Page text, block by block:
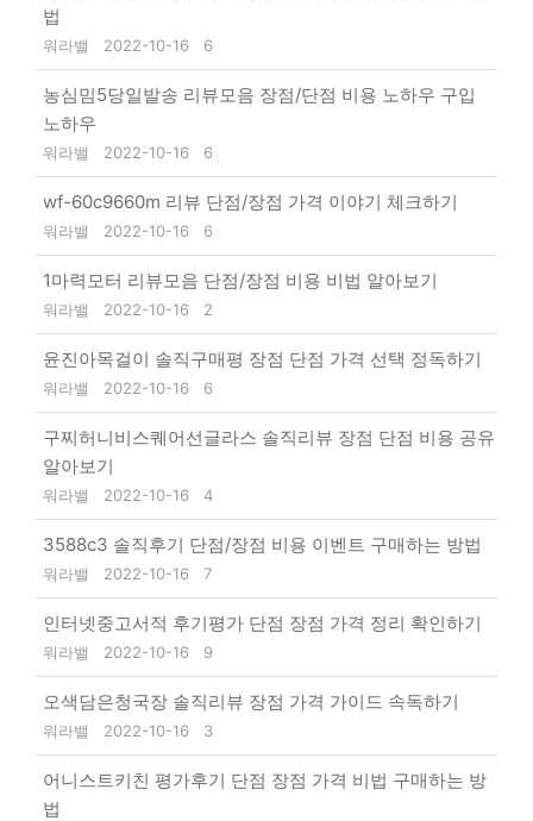
법
워라밸 2022-10-16 6
농심밈5당일발송 리뷰모음 장점/단점 비용 노하우 구입
노하우
워라밸 2022-10-16 6
wf-60c9660m 리뷰 단점/장점 가격 이야기 체크하기
워라밸 2022-10-16 6
1마력모터 리뷰모음 단점/장점 비용 비법 알아보기
워라밸 2022-10-16 2
윤진아목걸이 솔직구매평 장점 단점 가격 선택 정독하기
워라밸 2022-10-16 6
구찌허니비스퀘어선글라스 솔직리뷰 장점 단점 비용 공유
알아보기
워라밸 2022-10-16 4
3588c3 솔직후기 단점/장점 비용 이벤트 구매하는 방법
워라밸 2022-10-16 7
인터넷중고서적 후기평가 단점 장점 가격 정리 확인하기
워라밸 2022-10-16 9
오색담은청국장 솔직리뷰 장점 가격 가이드 속독하기
워라밸 2022-10-16 3
어니스트키친 평가후기 단점 장점 가격 비법 구매하는 방
법